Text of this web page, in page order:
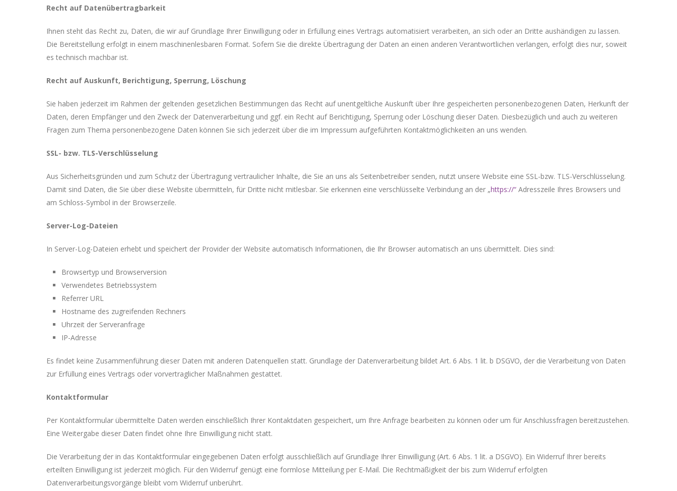
Recht auf Datenübertragbarkeit
Ihnen steht das Recht zu, Daten, die wir auf Grundlage Ihrer Einwilligung oder in Erfüllung eines Vertrags automatisiert verarbeiten, an sich oder an Dritte aushändigen zu lassen.
Die Bereitstellung erfolgt in einem maschinenlesbaren Format. Sofern Sie die direkte Übertragung der Daten an einen anderen Verantwortlichen verlangen, erfolgt dies nur, soweit
es technisch machbar ist.
Recht auf Auskunft, Berichtigung, Sperrung, Löschung
Sie haben jederzeit im Rahmen der geltenden gesetzlichen Bestimmungen das Recht auf unentgeltliche Auskunft über Ihre gespeicherten personenbezogenen Daten, Herkunft der
Daten, deren Empfänger und den Zweck der Datenverarbeitung und ggf. ein Recht auf Berichtigung, Sperrung oder Löschung dieser Daten. Diesbezüglich und auch zu weiteren
Fragen zum Thema personenbezogene Daten können Sie sich jederzeit über die im Impressum aufgeführten Kontaktmöglichkeiten an uns wenden.
SSL- bzw. TLS-Verschlüsselung
Aus Sicherheitsgründen und zum Schutz der Übertragung vertraulicher Inhalte, die Sie an uns als Seitenbetreiber senden, nutzt unsere Website eine SSL-bzw. TLS-Verschlüsselung.
Damit sind Daten, die Sie über diese Website übermitteln, für Dritte nicht mitlesbar. Sie erkennen eine verschlüsselte Verbindung an der „https://“ Adresszeile Ihres Browsers und
am Schloss-Symbol in der Browserzeile.
Server-Log-Dateien
In Server-Log-Dateien erhebt und speichert der Provider der Website automatisch Informationen, die Ihr Browser automatisch an uns übermittelt. Dies sind:
Browsertyp und Browserversion
Verwendetes Betriebssystem
Referrer URL
Hostname des zugreifenden Rechners
Uhrzeit der Serveranfrage
IP-Adresse
Es findet keine Zusammenführung dieser Daten mit anderen Datenquellen statt. Grundlage der Datenverarbeitung bildet Art. 6 Abs. 1 lit. b DSGVO, der die Verarbeitung von Daten
zur Erfüllung eines Vertrags oder vorvertraglicher Maßnahmen gestattet.
Kontaktformular
Per Kontaktformular übermittelte Daten werden einschließlich Ihrer Kontaktdaten gespeichert, um Ihre Anfrage bearbeiten zu können oder um für Anschlussfragen bereitzustehen.
Eine Weitergabe dieser Daten findet ohne Ihre Einwilligung nicht statt.
Die Verarbeitung der in das Kontaktformular eingegebenen Daten erfolgt ausschließlich auf Grundlage Ihrer Einwilligung (Art. 6 Abs. 1 lit. a DSGVO). Ein Widerruf Ihrer bereits
erteilten Einwilligung ist jederzeit möglich. Für den Widerruf genügt eine formlose Mitteilung per E-Mail. Die Rechtmäßigkeit der bis zum Widerruf erfolgten
Datenverarbeitungsvorgänge bleibt vom Widerruf unberührt.